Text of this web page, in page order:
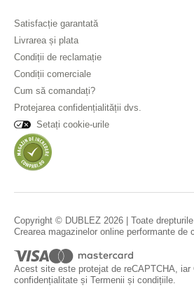
Satisfacție garantată
Livrarea și plata
Condiții de reclamație
Condiții comerciale
Cum să comandați?
Protejarea confidențialității dvs.
Setați cookie-urile
Copyright © DUBLEZ 2026 | Toate
Crearea magazinelor online performante de
Acest site este protejat de reCAPTCHA, iar
confidențialitate și Termenii și condițiile.